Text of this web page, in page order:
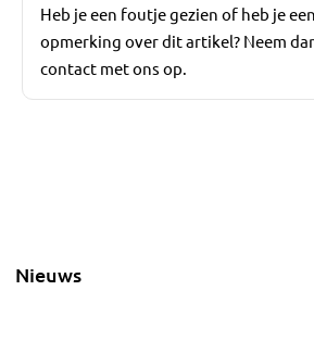
Heb je een foutje gezien of heb je een
opmerking over dit artikel? Neem
contact met ons op.
Nieuws